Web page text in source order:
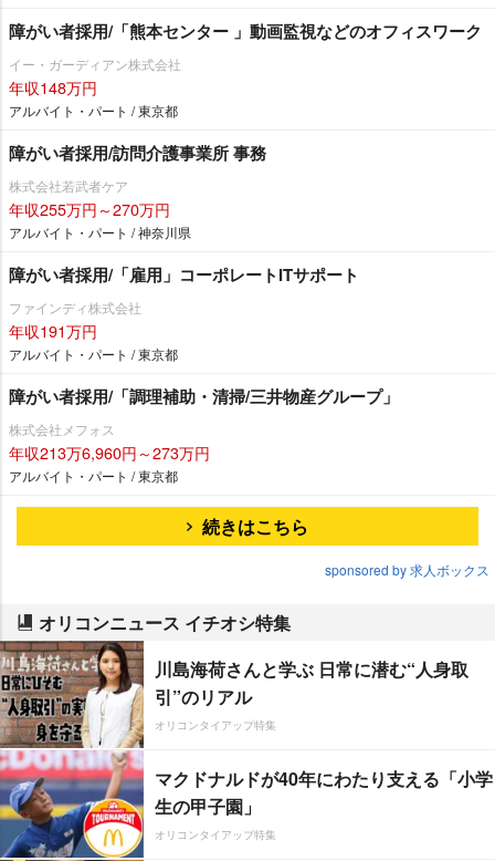
障がい者採用/「熊本センター 」動画監視などのオフィスワーク
イー・ガーディアン株式会社
年収148万円
アルバイト・パート / 東京都
障がい者採用/訪問介護事業所 事務
株式会社若武者ケア
年収255万円～270万円
アルバイト・パート / 神奈川県
障がい者採用/「雇用」コーポレートITサポート
ファインディ株式会社
年収191万円
アルバイト・パート / 東京都
障がい者採用/「調理補助・清掃/三井物産グループ」
株式会社メフォス
年収213万6,960円～273万円
アルバイト・パート / 東京都
続きはこちら
sponsored by 求人ボックス
オリコンニュース イチオシ特集
川島海荷さんと学ぶ 日常に潜む“人身取
引”のリアル
オリコンタイアップ特集
マクドナルドが40年にわたり支える「小学
生の甲子園」
オリコンタイアップ特集